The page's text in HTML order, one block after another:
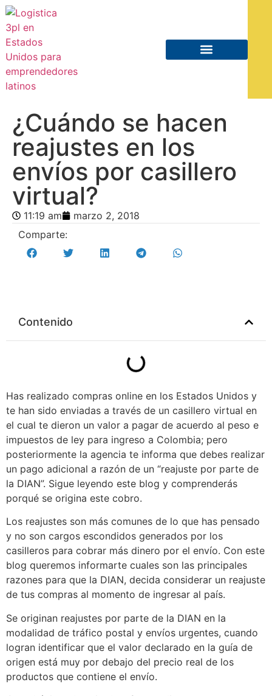
¿Cuándo se hacen
reajustes en los
envíos por casillero
virtual?
11:19 am
marzo 2, 2018
Comparte:
Contenido
Has realizado compras online en los Estados Unidos y
te han sido enviadas a través de un casillero virtual en
el cual te dieron un valor a pagar de acuerdo al peso e
impuestos de ley para ingreso a Colombia; pero
posteriormente la agencia te informa que debes realizar
un pago adicional a razón de un “reajuste por parte de
la DIAN”. Sigue leyendo este blog y comprenderás
porqué se origina este cobro.
Los reajustes son más comunes de lo que has pensado
y no son cargos escondidos generados por los
casilleros para cobrar más dinero por el envío. Con este
blog queremos informarte cuales son las principales
razones para que la DIAN, decida considerar un reajuste
de tus compras al momento de ingresar al país.
Se originan reajustes por parte de la DIAN en la
modalidad de tráfico postal y envíos urgentes, cuando
logran identificar que el valor declarado en la guía de
origen está muy por debajo del precio real de los
productos que contiene el envío.